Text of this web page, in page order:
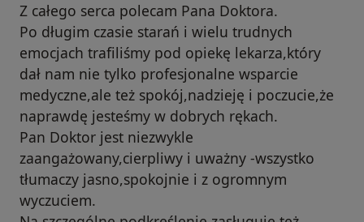
Z całego serca polecam Pana Doktora.
Po długim czasie starań i wielu trudnych
emocjach trafiliśmy pod opiekę lekarza,który
dał nam nie tylko profesjonalne wsparcie
medyczne,ale też spokój,nadzieję i poczucie,że
naprawdę jesteśmy w dobrych rękach.
Pan Doktor jest niezwykle
zaangażowany,cierpliwy i uważny -wszystko
tłumaczy jasno,spokojnie i z ogromnym
wyczuciem.